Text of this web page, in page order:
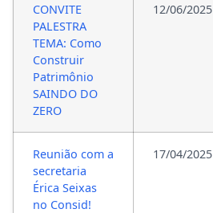
CONVITE
PALESTRA
TEMA: Como
Construir
Patrimônio
SAINDO DO
ZERO
12/06/2025
Reunião com a
secretaria
Érica Seixas
no Consid!
17/04/2025